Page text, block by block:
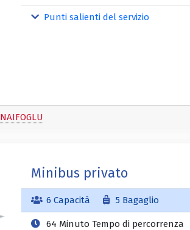
Punti salienti del servizio
NAIFOGLU
Minibus privato
6 Capacità 5 Bagaglio
64 Minuto Tempo di percorrenza